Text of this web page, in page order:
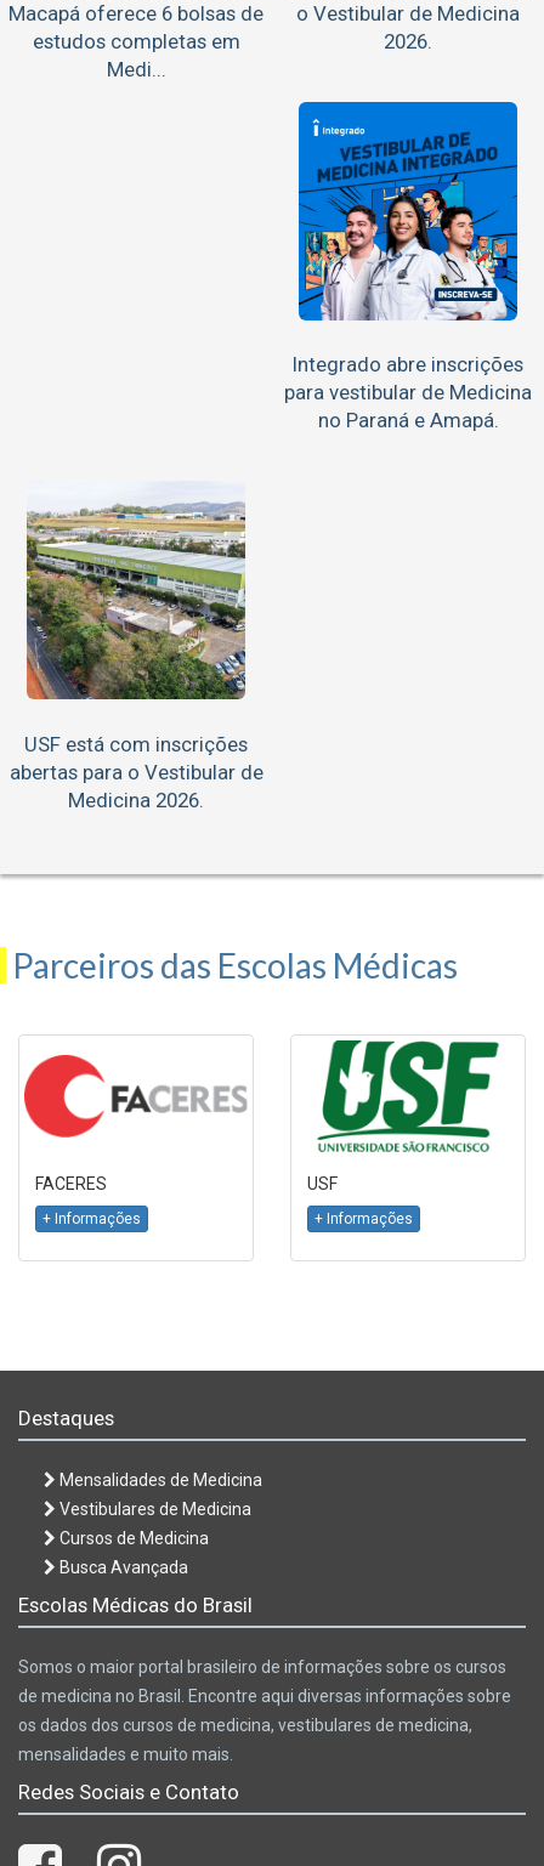
Macapá oferece 6 bolsas de
estudos completas em
Medi...
o Vestibular de Medicina
2026.
Integrado abre inscrições
para vestibular de Medicina
no Paraná e Amapá.
USF está com inscrições
abertas para o Vestibular de
Medicina 2026.
Parceiros das Escolas Médicas
FACERES
+ Informações
USF
+ Informações
Destaques
Mensalidades de Medicina
Vestibulares de Medicina
Cursos de Medicina
Busca Avançada
Escolas Médicas do Brasil
Somos o maior portal brasileiro de informações sobre os cursos
de medicina no Brasil. Encontre aqui diversas informações sobre
os dados dos cursos de medicina, vestibulares de medicina,
mensalidades e muito mais.
Redes Sociais e Contato